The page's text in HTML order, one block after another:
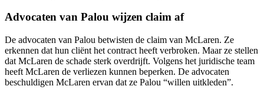
Advocaten van Palou wijzen claim af
De advocaten van Palou betwisten de claim van McLaren. Ze
erkennen dat hun cliënt het contract heeft verbroken. Maar ze stellen
dat McLaren de schade sterk overdrijft. Volgens het juridische team
heeft McLaren de verliezen kunnen beperken. De advocaten
beschuldigen McLaren ervan dat ze Palou “willen uitkleden”.